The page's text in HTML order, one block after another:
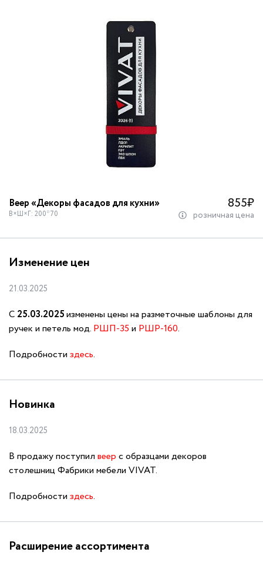
Веер «Декоры фасадов для кухни» 855₽
В×Ш×Г: 200*70 розничная цена
Изменение цен
21.03.2025
С 25.03.2025изменены цены на разметочные шаблоны для
ручек и петель мод. РШП-35и РШР-160.
Подробности здесь.
Новинка
18.03.2025
В продажу поступил веер с образцами декоров
столешниц Фабрики мебели VIVAT.
Подробности здесь.
Расширение ассортимента